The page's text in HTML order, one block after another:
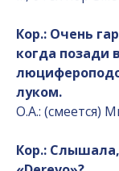
Кор.: Очень
когда позади
луком.
О.А.: (смеется)
Кор.: